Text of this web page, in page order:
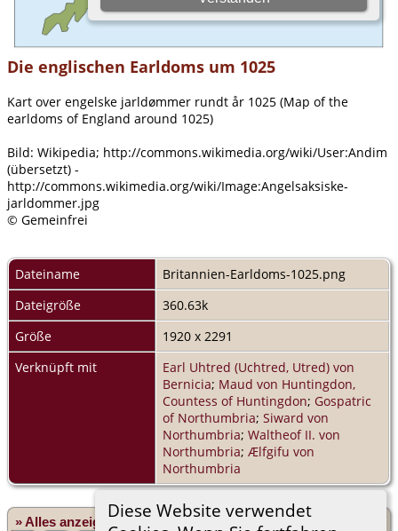
Diese Website verwendet
Die englischen Earldoms um 1025
Kart over engelske jarldømmer rundt år 1025 (Map of the
earldoms of England around 1025)
Bild: Wikipedia; http://commons.wikimedia.org/wiki/User:Andim
(übersetzt) -
http://commons.wikimedia.org/wiki/Image:Angelsaksiske-
jarldommer.jpg
© Gemeinfrei
Dateiname
Britannien-Earldoms-1025.png
Dateigröße
360.63k
Größe
1920 x 2291
Verknüpft mit
Earl Uhtred (Uchtred, Utred) von
Bernicia; Maud von Huntingdon,
Countess of Huntingdon; Gospatric
of Northumbria; Siward von
Northumbria; Waltheof II. von
Northumbria; Ælfgifu von
Northumbria
» Alles anzeigen